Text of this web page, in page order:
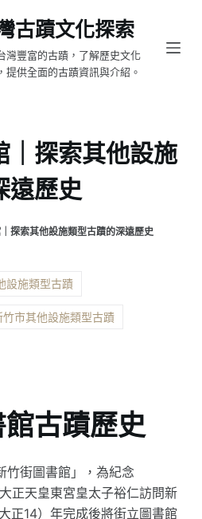
古蹟文化探索
灣豐富的古蹟，了解歷史文化
提供全面的古蹟資訊與介紹。
｜探索其他設施
遠歷史
探索其他設施類型古蹟的深遠歷史
設施類型古蹟
市其他設施類型古蹟
古蹟歷史
竹街圖書館」，為紀念
正天皇東宮皇太子裕仁訪問新
正14）年完成後將街立圖書館